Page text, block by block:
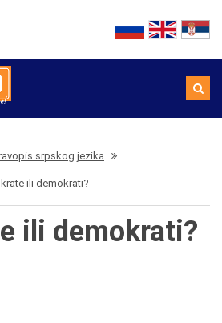
srpskog jezika
ili demokrati?
ili demokrati?